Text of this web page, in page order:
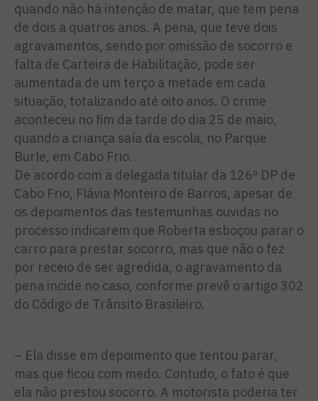
quando não há intenção de matar, que tem pena
de dois a quatros anos. A pena, que teve dois
agravamentos, sendo por omissão de socorro e
falta de Carteira de Habilitação, pode ser
aumentada de um terço a metade em cada
situação, totalizando até oito anos. O crime
aconteceu no fim da tarde do dia 25 de maio,
quando a criança saía da escola, no Parque
Burle, em Cabo Frio.
De acordo com a delegada titular da 126º DP de
Cabo Frio, Flávia Monteiro de Barros, apesar de
os depoimentos das testemunhas ouvidas no
processo indicarem que Roberta esboçou parar o
carro para prestar socorro, mas que não o fez
por receio de ser agredida, o agravamento da
pena incide no caso, conforme prevê o artigo 302
do Código de Trânsito Brasileiro.
– Ela disse em depoimento que tentou parar,
mas que ficou com medo. Contudo, o fato é que
ela não prestou socorro. A motorista poderia ter